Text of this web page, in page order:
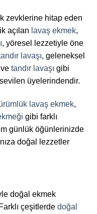
zevklerine hitap eden
açılan lavaş ekmek,
, yöresel lezzetiyle öne
lavaşı, geleneksel
ve tandır lavaşı gibi
üyelerindendir.
lavaş ekmek,
gibi farklı
günlük öğünlerinizde
doğal lezzetler
doğal ekmek
çeşitlerde doğal